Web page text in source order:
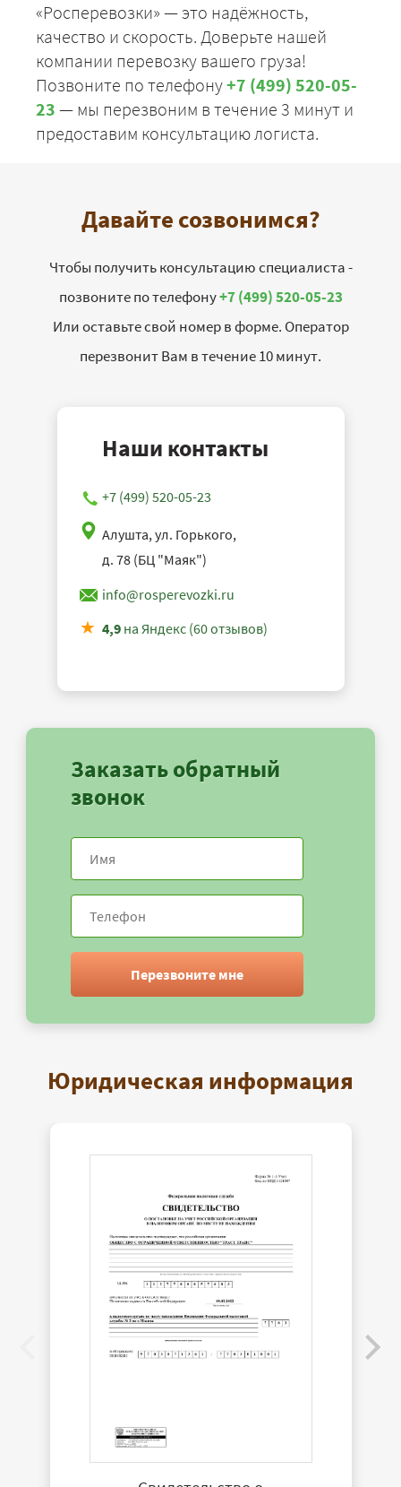
«Росперевозки» — это надёжность,
качество и скорость. Доверьте нашей
компании перевозку вашего груза!
Позвоните по телефону+7 (499) 520-05-
23 — мы перезвоним в течение 3 минут и
предоставим консультацию логиста.
Давайте созвонимся?
Чтобы получить консультацию специалиста -
позвоните по телефону+7 (499) 520-05-23
Или оставьте свой номер в форме. Оператор
перезвонит Вам в течение 10 минут.
Наши контакты
+7 (499) 520-05-23
Алушта, ул. Горького,
д. 78 (БЦ "Маяк")
info@rosperevozki.ru
4,9на Яндекс (60 отзывов)
Заказать обратный
звонок
Перезвоните мне
Юридическая информация